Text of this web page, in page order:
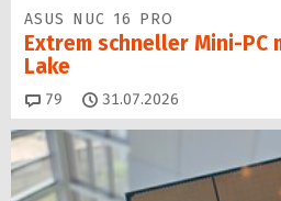
ASUS NUC 16 PRO
Extrem schneller Mini-PC
Lake
79 Kommentare
31.07.2026